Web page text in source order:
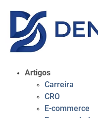
Artigos
Carreira
CRO
E-commerce